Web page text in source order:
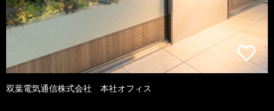
双葉電気通信株式会社 本社オフィス